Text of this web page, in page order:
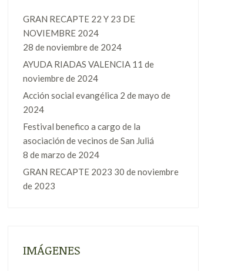
GRAN RECAPTE 22 Y 23 DE
NOVIEMBRE 2024
28 de noviembre de 2024
AYUDA RIADAS VALENCIA 11 de
noviembre de 2024
Acción social evangélica 2 de mayo de
2024
Festival benefico a cargo de la
asociación de vecinos de San Juliá
8 de marzo de 2024
GRAN RECAPTE 2023 30 de noviembre
de 2023
IMÁGENES